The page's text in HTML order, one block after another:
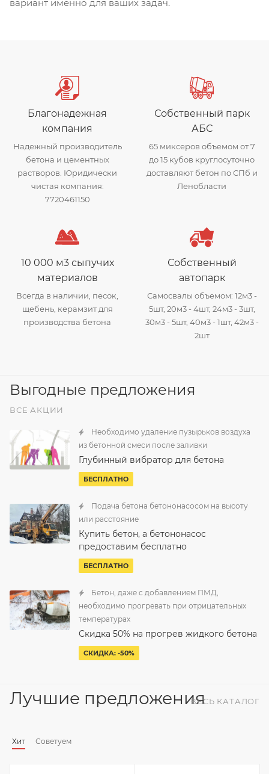
вариант именно для ваших задач.
Благонадежная
компания
Надежный производитель
бетона и цементных
растворов. Юридически
чистая компания:
7720461150
Собственный парк
АБС
65 миксеров объемом от 7
до 15 кубов круглосуточно
доставляют бетон по СПб и
Ленобласти
10 000 м3 сыпучих
материалов
Всегда в наличии, песок,
щебень, керамзит для
производства бетона
Собственный
автопарк
Самосвалы объемом: 12м3 -
5шт, 20м3 - 4шт, 24м3 - 3шт,
30м3 - 5шт, 40м3 - 1шт, 42м3 -
2шт
Выгодные предложения
ВСЕ АКЦИИ
Необходимо удаление пузырьков воздуха
из бетонной смеси после заливки
Глубинный вибратор для бетона
БЕСПЛАТНО
Подача бетона бетононасосом на высоту
или расстояние
Купить бетон, а бетононасос
предоставим бесплатно
БЕСПЛАТНО
Бетон, даже с добавлением ПМД,
необходимо прогревать при отрицательных
температурах
Скидка 50% на прогрев жидкого бетона
СКИДКА: -50%
Лучшие предложения
Хит Советуем
ВЕСЬ КАТАЛОГ